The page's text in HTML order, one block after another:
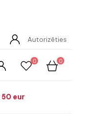
Autorizēties
0 0
50 eur